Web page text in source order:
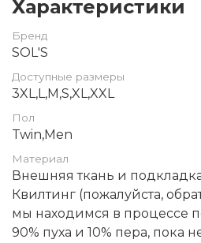
Характеристики
Бренд
SOL'S
Доступные размеры
3XL,L,M,S,XL,XXL
Пол
Twin,Men
Материал
Внешняя ткань и
Квилтинг (пожалуйста,
мы находимся в процессе
90% пуха и 10% пера, пока